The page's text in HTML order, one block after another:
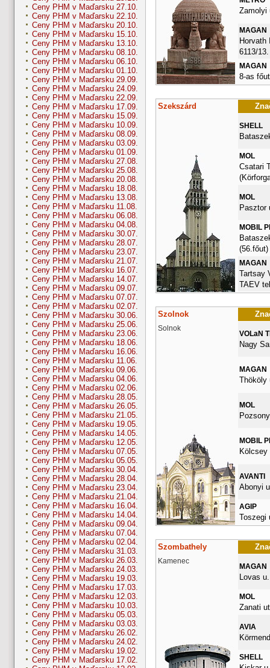
Ceny PHM v Maďarsku 27.10.
Ceny PHM v Maďarsku 22.10.
Ceny PHM v Maďarsku 20.10.
Ceny PHM v Maďarsku 15.10.
Ceny PHM v Maďarsku 13.10.
Ceny PHM v Maďarsku 08.10.
Ceny PHM v Maďarsku 06.10.
Ceny PHM v Maďarsku 01.10.
Ceny PHM v Maďarsku 29.09.
Ceny PHM v Maďarsku 24.09.
Ceny PHM v Maďarsku 22.09.
Ceny PHM v Maďarsku 17.09.
Ceny PHM v Maďarsku 15.09.
Ceny PHM v Maďarsku 10.09.
Ceny PHM v Maďarsku 08.09.
Ceny PHM v Maďarsku 03.09.
Ceny PHM v Maďarsku 01.09.
Ceny PHM v Maďarsku 27.08.
Ceny PHM v Maďarsku 25.08.
Ceny PHM v Maďarsku 20.08.
Ceny PHM v Maďarsku 18.08.
Ceny PHM v Maďarsku 13.08.
Ceny PHM v Maďarsku 11.08.
Ceny PHM v Maďarsku 06.08.
Ceny PHM v Maďarsku 04.08.
Ceny PHM v Maďarsku 30.07.
Ceny PHM v Maďarsku 28.07.
Ceny PHM v Maďarsku 23.07.
Ceny PHM v Maďarsku 21.07.
Ceny PHM v Maďarsku 16.07.
Ceny PHM v Maďarsku 14.07.
Ceny PHM v Maďarsku 09.07.
Ceny PHM v Maďarsku 07.07.
Ceny PHM v Maďarsku 02.07.
Ceny PHM v Maďarsku 30.06.
Ceny PHM v Maďarsku 25.06.
Ceny PHM v Maďarsku 23.06.
Ceny PHM v Maďarsku 18.06.
Ceny PHM v Maďarsku 16.06.
Ceny PHM v Maďarsku 11.06.
Ceny PHM v Maďarsku 09.06.
Ceny PHM v Maďarsku 04.06.
Ceny PHM v Maďarsku 02.06.
Ceny PHM v Maďarsku 28.05.
Ceny PHM v Maďarsku 26.05.
Ceny PHM v Maďarsku 21.05.
Ceny PHM v Maďarsku 19.05.
Ceny PHM v Maďarsku 14.05.
Ceny PHM v Maďarsku 12.05.
Ceny PHM v Maďarsku 07.05.
Ceny PHM v Maďarsku 05.05.
Ceny PHM v Maďarsku 30.04.
Ceny PHM v Maďarsku 28.04.
Ceny PHM v Maďarsku 23.04.
Ceny PHM v Maďarsku 21.04.
Ceny PHM v Maďarsku 16.04.
Ceny PHM v Maďarsku 14.04.
Ceny PHM v Maďarsku 09.04.
Ceny PHM v Maďarsku 07.04.
Ceny PHM v Maďarsku 02.04.
Ceny PHM v Maďarsku 31.03.
Ceny PHM v Maďarsku 26.03.
Ceny PHM v Maďarsku 24.03.
Ceny PHM v Maďarsku 19.03.
Ceny PHM v Maďarsku 17.03.
Ceny PHM v Maďarsku 12.03.
Ceny PHM v Maďarsku 10.03.
Ceny PHM v Maďarsku 05.03.
Ceny PHM v Maďarsku 03.03.
Ceny PHM v Maďarsku 26.02.
Ceny PHM v Maďarsku 24.02.
Ceny PHM v Maďarsku 19.02.
Ceny PHM v Maďarsku 17.02.
Zamolyi
MAGAN
Horvath
6113/13.
MAGAN
8-as
Szekszárd
SHELL
MOL
Csatari
MOL
Pasztor
MOBIL
(56.főut)
MAGAN
Tartsay
TAEV
Szolnok
Solnok
VOLaN
Nagy
MAGAN
Thököly
MOL
MOBIL
Kölcsey
AVANTI
Abonyi
AGIP
Toszegi
Szombathely
Kamenec
MAGAN
Lovas
MOL
Zanati
AVIA
SHELL